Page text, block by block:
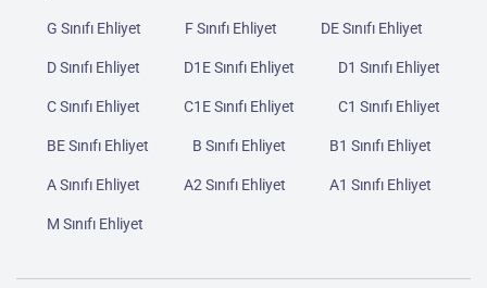
G Sınıfı Ehliyet F Sınıfı Ehliyet DE Sınıfı Ehliyet
D Sınıfı Ehliyet D1E Sınıfı Ehliyet D1 Sınıfı Ehliyet
C Sınıfı Ehliyet C1E Sınıfı Ehliyet C1 Sınıfı Ehliyet
BE Sınıfı Ehliyet B Sınıfı Ehliyet B1 Sınıfı Ehliyet
A Sınıfı Ehliyet A2 Sınıfı Ehliyet A1 Sınıfı Ehliyet
M Sınıfı Ehliyet